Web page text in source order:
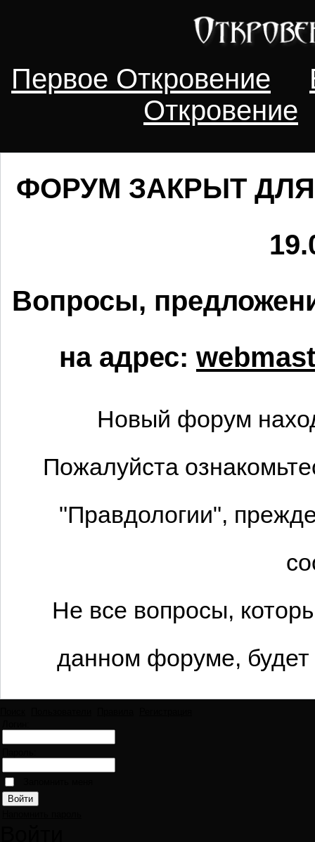
Первое Откровение
Откровение
ФОРУМ ЗАКРЫТ
Вопросы,
на адрес:
Новый форум
Пожалуйста
"Правдологии",
Не все вопросы,
данном форуме,